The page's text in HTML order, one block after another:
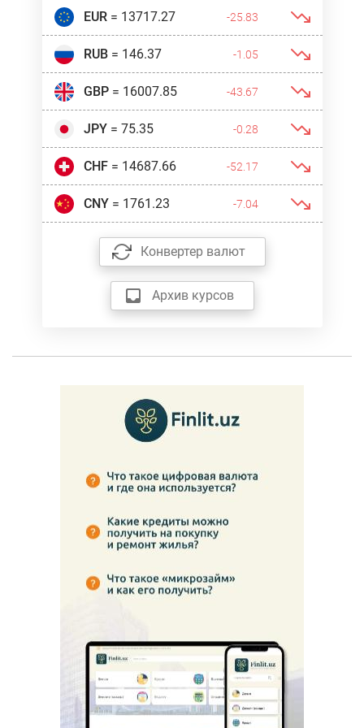
EUR= 13717.27 -25.83
RUB= 146.37 -1.05
GBP= 16007.85 -43.67
JPY= 75.35 -0.28
CHF= 14687.66 -52.17
CNY= 1761.23 -7.04
Конвертер валют
Архив курсов